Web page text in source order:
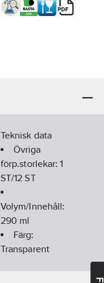
Teknisk data
Övriga
förp.storlekar:1
ST/12 ST
Volym/Innehåll:
290 ml
Färg:
Transparent